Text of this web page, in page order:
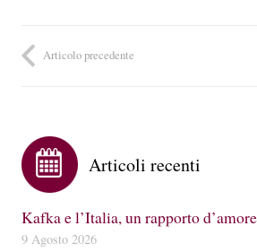
Articolo precedente
Articoli recenti
Kafka e l’Italia, un rapporto d’amore
9 Agosto 2026